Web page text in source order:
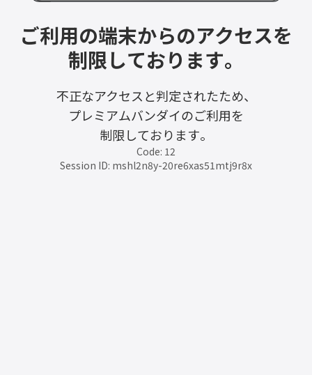
ご利用の端末からのアクセスを
制限しております。
不正なアクセスと判定されたため、
プレミアムバンダイのご利用を
制限しております。
Code: 12
Session ID: mshl2n8y-20re6xas51mtj9r8x